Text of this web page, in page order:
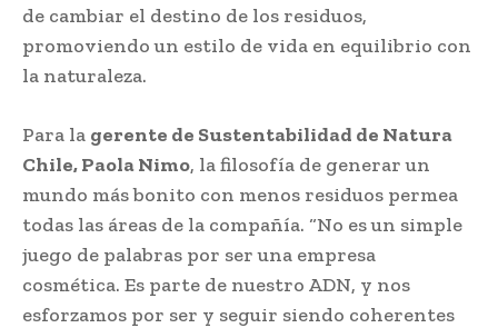
de cambiar el destino de los residuos,
promoviendo un estilo de vida en equilibrio con
la naturaleza.
Para la gerente de Sustentabilidad de Natura
Chile, Paola Nimo, la filosofía de generar un
mundo más bonito con menos residuos permea
todas las áreas de la compañía. “No es un simple
juego de palabras por ser una empresa
cosmética. Es parte de nuestro ADN, y nos
esforzamos por ser y seguir siendo coherentes